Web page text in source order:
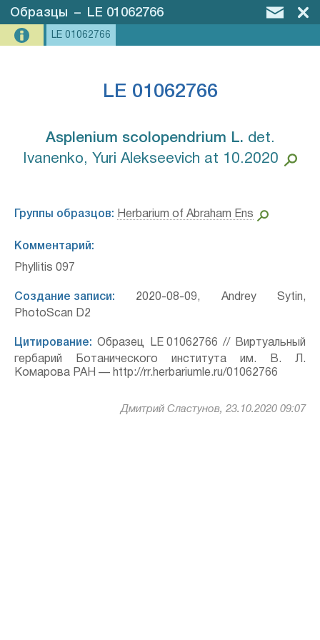
Образцы – LE 01062766
LE 01062766
LE 01062766
Asplenium scolopendrium L.⁣ det.
Ivanenko, Yuri Alekseevich at 10.2020
Группы образцов: Herbarium of Abraham Ens
Комментарий:
Phyllitis 097
Создание записи: 2020-08-09, Andrey Sytin,
PhotoScan D2
Цитирование: Образец LE 01062766 // Виртуальный
гербарий Ботанического института им. В. Л.
Комарова РАН — http://rr.herbariumle.ru/01062766
Дмитрий Сластунов, 23.10.2020 09:07